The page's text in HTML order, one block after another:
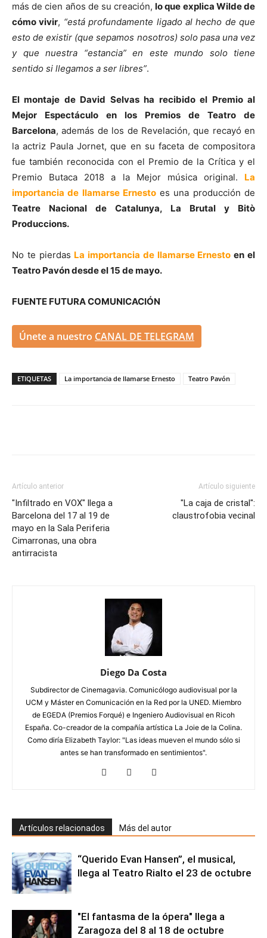
más de cien años de su creación,lo que explica Wilde de
cómo vivir, “está profundamente ligado al hecho de que
esto de existir (que sepamos nosotros) solo pasa una vez
y que nuestra “estancia” en este mundo solo tiene
sentido si llegamos a ser libres”.
El montaje de David Selvas ha recibido el Premio al
Mejor Espectáculo en los Premios de Teatro de
Barcelona, además de los de Revelación, que recayó en
la actriz Paula Jornet, que en su faceta de compositora
fue también reconocida con el Premio de la Crítica y el
Premio Butaca 2018 a la Mejor música original. La
importancia de llamarse Ernestoes una producción de
Teatre Nacional de Catalunya, La Brutal y Bitò
Produccions.
No te pierdas La importancia de llamarse Ernesto en el
Teatro Pavón desde el 15 de mayo.
FUENTE FUTURA COMUNICACIÓN
Únete a nuestro CANAL DE TELEGRAM
ETIQUETAS La importancia de llamarse Ernesto Teatro Pavón
Artículo anterior
"Infiltrado en VOX" llega a
Barcelona del 17 al 19 de
mayo en la Sala Periferia
Cimarronas, una obra
antirracista
Artículo siguiente
"La caja de cristal":
claustrofobia vecinal
Diego Da Costa
Subdirector de Cinemagavia. Comunicólogo audiovisual por la
UCM y Máster en Comunicación en la Red por la UNED. Miembro
de EGEDA (Premios Forqué) e Ingeniero Audiovisual en Ricoh
España. Co-creador de la compañía artística La Joie de la Colina.
Como diría Elizabeth Taylor: "Las ideas mueven el mundo sólo si
antes se han transformado en sentimientos".
Artículos relacionados Más del autor
“Querido Evan Hansen”, el musical,
llega al Teatro Rialto el 23 de octubre
"El fantasma de la ópera" llega a
Zaragoza del 8 al 18 de octubre